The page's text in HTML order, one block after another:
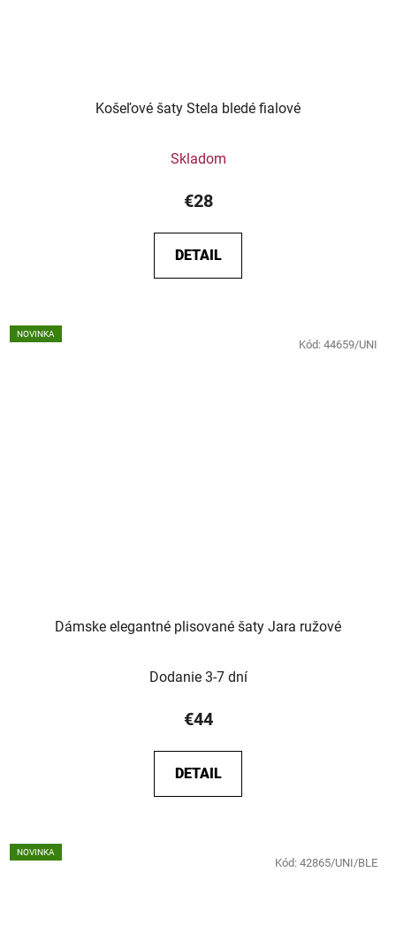
Košeľové šaty Stela bledé fialové
Skladom
€28
DETAIL
NOVINKA
Dámske elegantné plisované šaty Jara ružové
Dodanie 3-7 dní
€44
DETAIL
Kód: 44659/UNI
NOVINKA
Kód: 42865/UNI/BLE